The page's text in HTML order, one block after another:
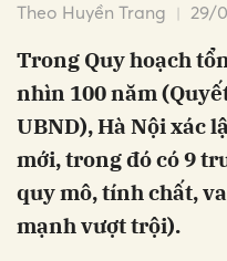
Theo Huyền Trang 29/
Trong Quy hoạch
nhìn 100 năm
UBND), Hà Nội xác
mới, trong đó có 9
quy mô, tính chất,
mạnh vượt trội).